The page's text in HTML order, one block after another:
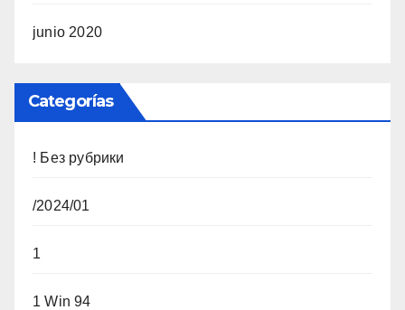
junio 2020
Categorías
! Без рубрики
/2024/01
1
1 Win 94